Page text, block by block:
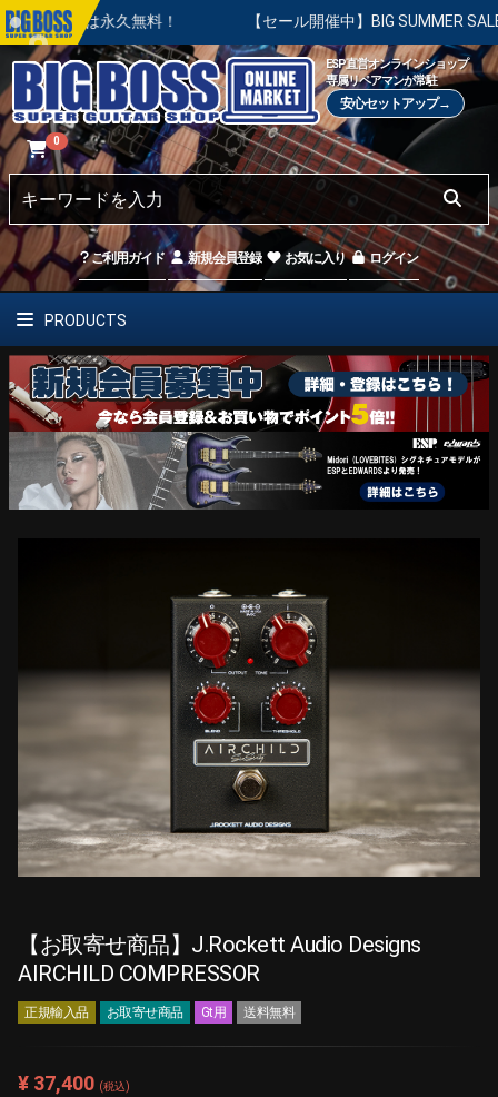
は永久無料！ 【セール開催中】BIG SUMMER SALE | 対象の
ESP直営オンラインショップ
専属リペアマンが常駐
安心セットアップ→
0
ご利用ガイド 新規会員登録 お気に入り ログイン
PRODUCTS
【お取寄せ商品】J.Rockett Audio Designs
AIRCHILD COMPRESSOR
正規輸入品 お取寄せ商品 Gt用 送料無料
¥ 37,400 (税込)